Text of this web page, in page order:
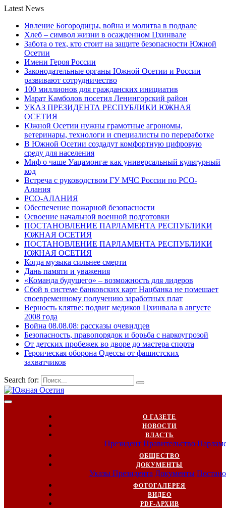
Latest News
Явление Богородицы, война и молитва в подвале
Хлеб – символ жизни в осажденном Цхинвале
Забота о тех, кто стоит на защите безопасности Южной
Осетии
Имени Героя России
Законодательные органы Южной Осетии и России
развивают сотрудничество
100 миллионов для гражданских инициатив
Марат Камболов посетил Ленингорский район
УКАЗ ПРЕЗИДЕНТА РЕСПУБЛИКИ ЮЖНАЯ
ОСЕТИЯ
Южной Осетии нужны грамотные агрономы,
ветеринары, технологи и специалисты по переработке
В Южной Осетии создадут комфортную цифровую
среду для населения
Миф о чаше Уацамонгæ как универсальный культурный
код
Встреча с руководством ГУ МЧС России по РСО-
Алания
РСО-АЛАНИЯ
Обеспечение пожарной безопасности
Освоение начальной военной подготовки
ПОСТАНОВЛЕНИЕ ПАРЛАМЕНТА РЕСПУБЛИКИ
ЮЖНАЯ ОСЕТИЯ
ПОСТАНОВЛЕНИЕ ПАРЛАМЕНТА РЕСПУБЛИКИ
ЮЖНАЯ ОСЕТИЯ
Когда музыка сильнее смерти
Дань памяти и уважения
«Команда будущего» – возможность для лидеров
Сбой в системе банковских карт Нацбанка не помешает
своевременному получению заработных плат
Верность клятве: подвиг медиков Цхинвала в августе
2008 года
Война 08.08.08: рассказы очевидцев
Безопасность, правопорядок и борьба с наркоугрозой
От детских пробежек во дворе до мастера спорта
Героическая оборона Одессы от фашистских
захватчиков
Search for:
О ГАЗЕТЕ
НОВОСТИ
ВЛАСТЬ
Президент Правительство
ОБЩЕСТВО
ДОКУМЕНТЫ
Указы Президента Документы
ФОТОГАЛЕРЕЯ
ВИДЕО
PDF-АРХИВ